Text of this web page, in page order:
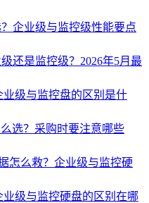
企业级与监控级性能要点
还是监控级？2026年5月最
业级与监控盘的区别是什
选？采购时要注意哪些
怎么救？企业级与监控硬
级与监控硬盘的区别在哪